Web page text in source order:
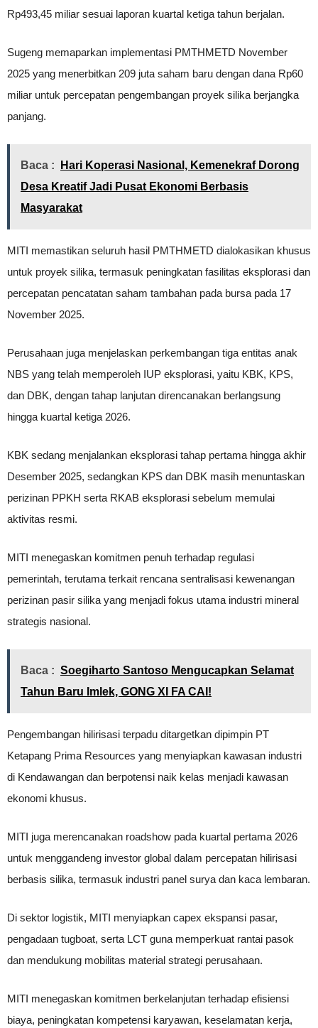
Rp493,45 miliar sesuai laporan kuartal ketiga tahun berjalan.
Sugeng memaparkan implementasi PMTHMETD November
2025 yang menerbitkan 209 juta saham baru dengan dana Rp60
miliar untuk percepatan pengembangan proyek silika berjangka
panjang.
Baca :
Hari Koperasi Nasional, Kemenekraf Dorong
Desa Kreatif Jadi Pusat Ekonomi Berbasis
Masyarakat
MITI memastikan seluruh hasil PMTHMETD dialokasikan khusus
untuk proyek silika, termasuk peningkatan fasilitas eksplorasi dan
percepatan pencatatan saham tambahan pada bursa pada 17
November 2025.
Perusahaan juga menjelaskan perkembangan tiga entitas anak
NBS yang telah memperoleh IUP eksplorasi, yaitu KBK, KPS,
dan DBK, dengan tahap lanjutan direncanakan berlangsung
hingga kuartal ketiga 2026.
KBK sedang menjalankan eksplorasi tahap pertama hingga akhir
Desember 2025, sedangkan KPS dan DBK masih menuntaskan
perizinan PPKH serta RKAB eksplorasi sebelum memulai
aktivitas resmi.
MITI menegaskan komitmen penuh terhadap regulasi
pemerintah, terutama terkait rencana sentralisasi kewenangan
perizinan pasir silika yang menjadi fokus utama industri mineral
strategis nasional.
Baca : Soegiharto Santoso Mengucapkan Selamat
Tahun Baru Imlek, GONG XI FA CAI!
Pengembangan hilirisasi terpadu ditargetkan dipimpin PT
Ketapang Prima Resources yang menyiapkan kawasan industri
di Kendawangan dan berpotensi naik kelas menjadi kawasan
ekonomi khusus.
MITI juga merencanakan roadshow pada kuartal pertama 2026
untuk menggandeng investor global dalam percepatan hilirisasi
berbasis silika, termasuk industri panel surya dan kaca lembaran.
Di sektor logistik, MITI menyiapkan capex ekspansi pasar,
pengadaan tugboat, serta LCT guna memperkuat rantai pasok
dan mendukung mobilitas material strategi perusahaan.
MITI menegaskan komitmen berkelanjutan terhadap efisiensi
biaya, peningkatan kompetensi karyawan, keselamatan kerja,